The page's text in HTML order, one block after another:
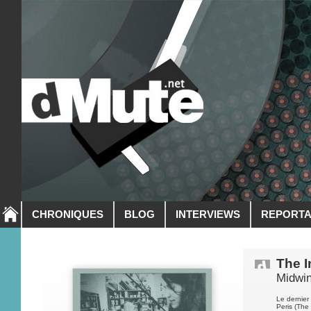
CHRONIQUES BLOG INTERVIEWS
The
Le dernier
Peris